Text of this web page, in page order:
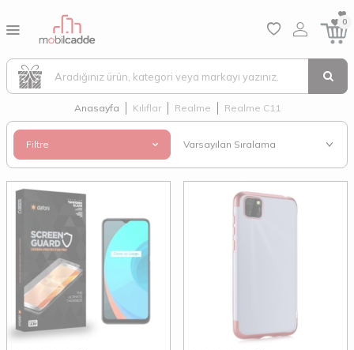
0
Anasayfa Kılıflar Realme Realme C11
Filtre